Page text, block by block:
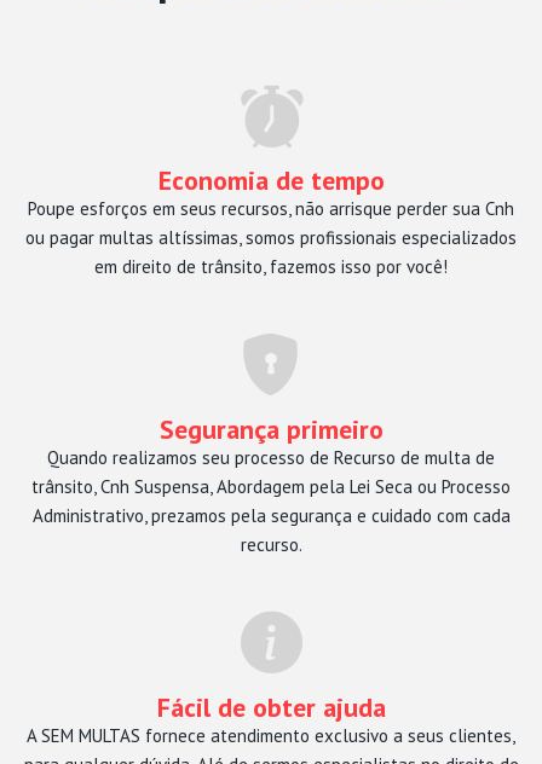
Economia de tempo
Poupe esforços em seus recursos, não arrisque perder sua Cnh
ou pagar multas altíssimas, somos profissionais especializados
em direito de trânsito, fazemos isso por você!
Segurança primeiro
Quando realizamos seu processo de Recurso de multa de
trânsito, Cnh Suspensa, Abordagem pela Lei Seca ou Processo
Administrativo, prezamos pela segurança e cuidado com cada
recurso.
Fácil de obter ajuda
A SEM MULTAS fornece atendimento exclusivo a seus clientes,